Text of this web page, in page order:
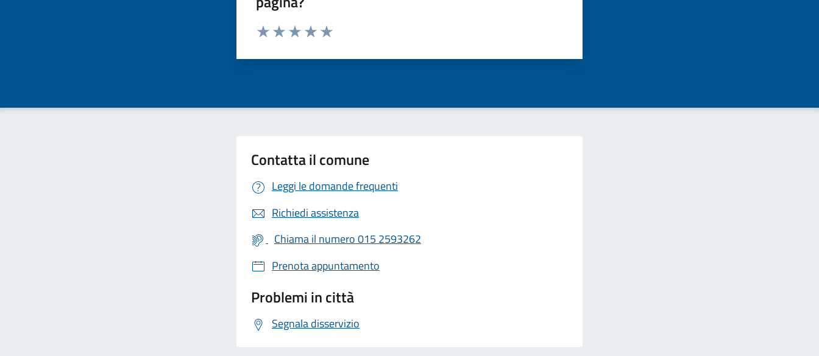
Valuta da 1 a 5 stelle la pagina
Contatta il comune
Leggi le domande frequenti
Richiedi assistenza
Chiama il numero 015 2593262
Prenota appuntamento
Problemi in città
Segnala disservizio